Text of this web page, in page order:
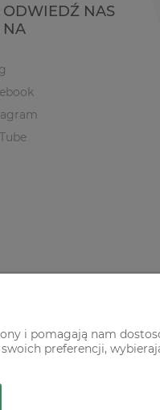
ODWIEDŹ NAS
NA
i pomagają nam
preferencji,